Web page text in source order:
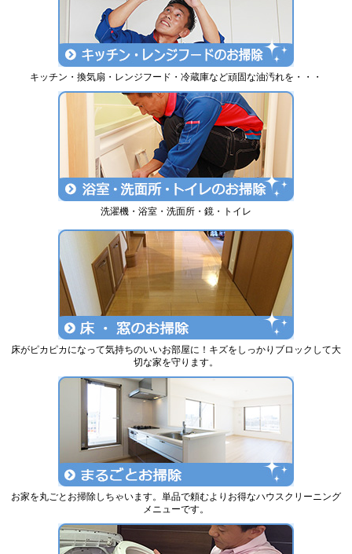
キッチン・換気扇・レンジフード・冷蔵庫など頑固な油汚れを・・・
洗濯機・浴室・洗面所・鏡・トイレ
床がピカピカになって気持ちのいいお部屋に！キズをしっかりブロックして大
切な家を守ります。
お家を丸ごとお掃除しちゃいます。単品で頼むよりお得なハウスクリーニング
メニューです。